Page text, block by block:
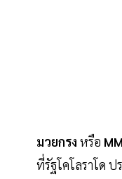
มวยกรง หรือ
ที่รัฐโคโลราโด